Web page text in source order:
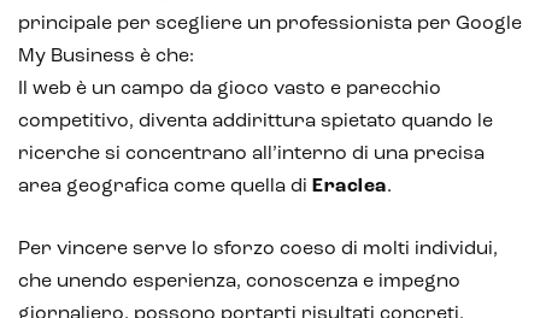
principale per scegliere un professionista per Google
My Business è che:
Il web è un campo da gioco vasto e parecchio
competitivo, diventa addirittura spietato quando le
ricerche si concentrano all’interno di una precisa
area geografica come quella di Eraclea.
Per vincere serve lo sforzo coeso di molti individui,
che unendo esperienza, conoscenza e impegno